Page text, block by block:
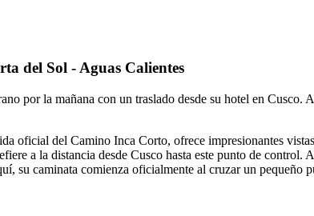
del Sol - Aguas Calientes
por la mañana con un traslado desde su hotel en Cusco.
oficial del Camino Inca Corto, ofrece impresionantes
a la distancia desde Cusco hasta este punto de control.
su caminata comienza oficialmente al cruzar un pequeño